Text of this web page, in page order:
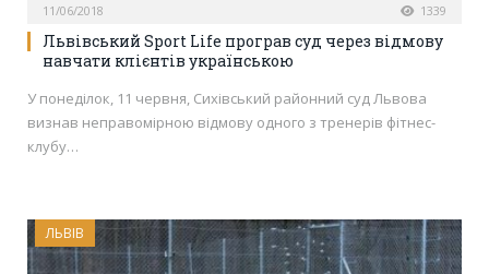
11/06/2018 1339
Львівський Sport Life програв суд через відмову
навчати клієнтів українською
У понеділок, 11 червня, Сихівський районний суд Львова
визнав неправомірною відмову одного з тренерів фітнес-
клубу…
ЛЬВІВ